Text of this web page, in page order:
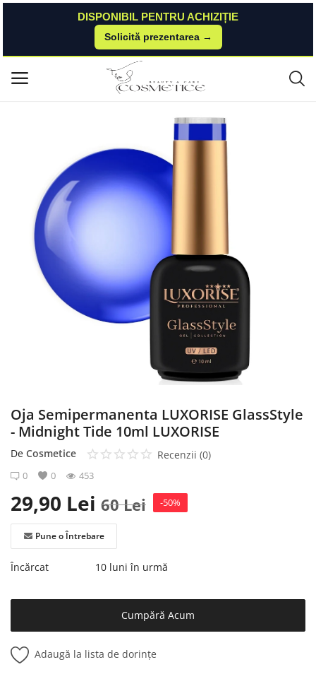
DISPONIBIL PENTRU ACHIZIȚIE
Solicită prezentarea →
Meniu principal
Listă de dorințe
Contact
Blog
Autentificare
Oja Semipermanenta
Oja Semipermanenta LUXORISE GlassStyle - Midnight Tide 10ml LUXORIS
Oja Semipermanenta LUXORISE GlassStyle
- Midnight Tide 10ml LUXORISE
De Cosmetice Recenzii (0)
0 0 453
29,90 Lei 60Lei -50%
Pune o Întrebare
Încărcat 10 luni în urmă
Cumpără Acum
Adaugă la lista de dorințe